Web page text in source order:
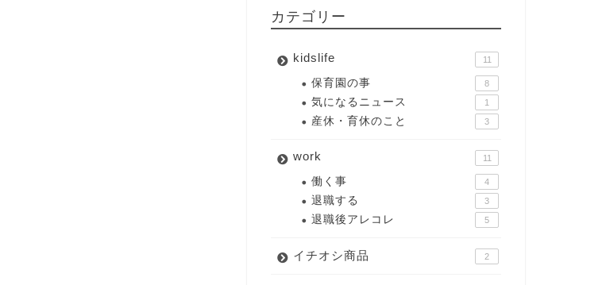
カテゴリー
kidslife 11
保育園の事 8
気になるニュース 1
産休・育休のこと 3
work 11
働く事 4
退職する 3
退職後アレコレ 5
イチオシ商品 2